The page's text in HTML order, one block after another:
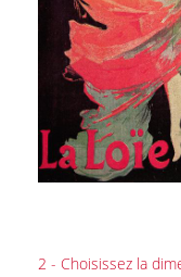
2 - Choisissez la